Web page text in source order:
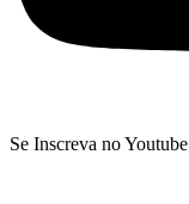
Se Inscreva no Youtube